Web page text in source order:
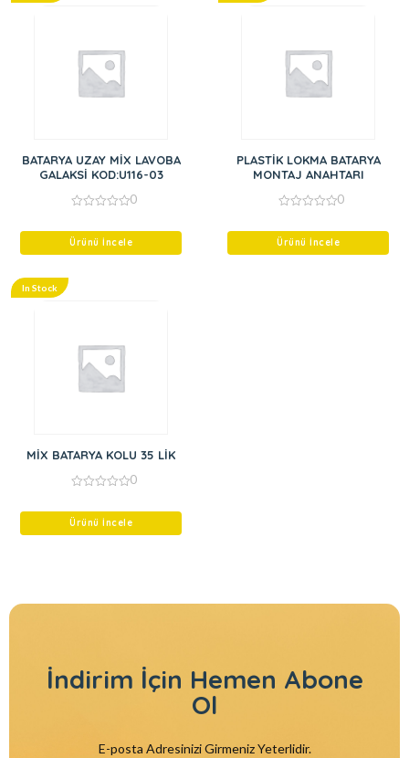
BATARYA UZAY MİX LAVOBA
GALAKSİ KOD:U116-03
of
0
Ürünü İncele
PLASTİK LOKMA BATARYA
MONTAJ ANAHTARI
of
0
Ürünü İncele
In Stock
MİX BATARYA KOLU 35 LİK
of
0
Ürünü İncele
İndirim İçin Hemen Abone
Ol
E-posta Adresinizi Girmeniz Yeterlidir.